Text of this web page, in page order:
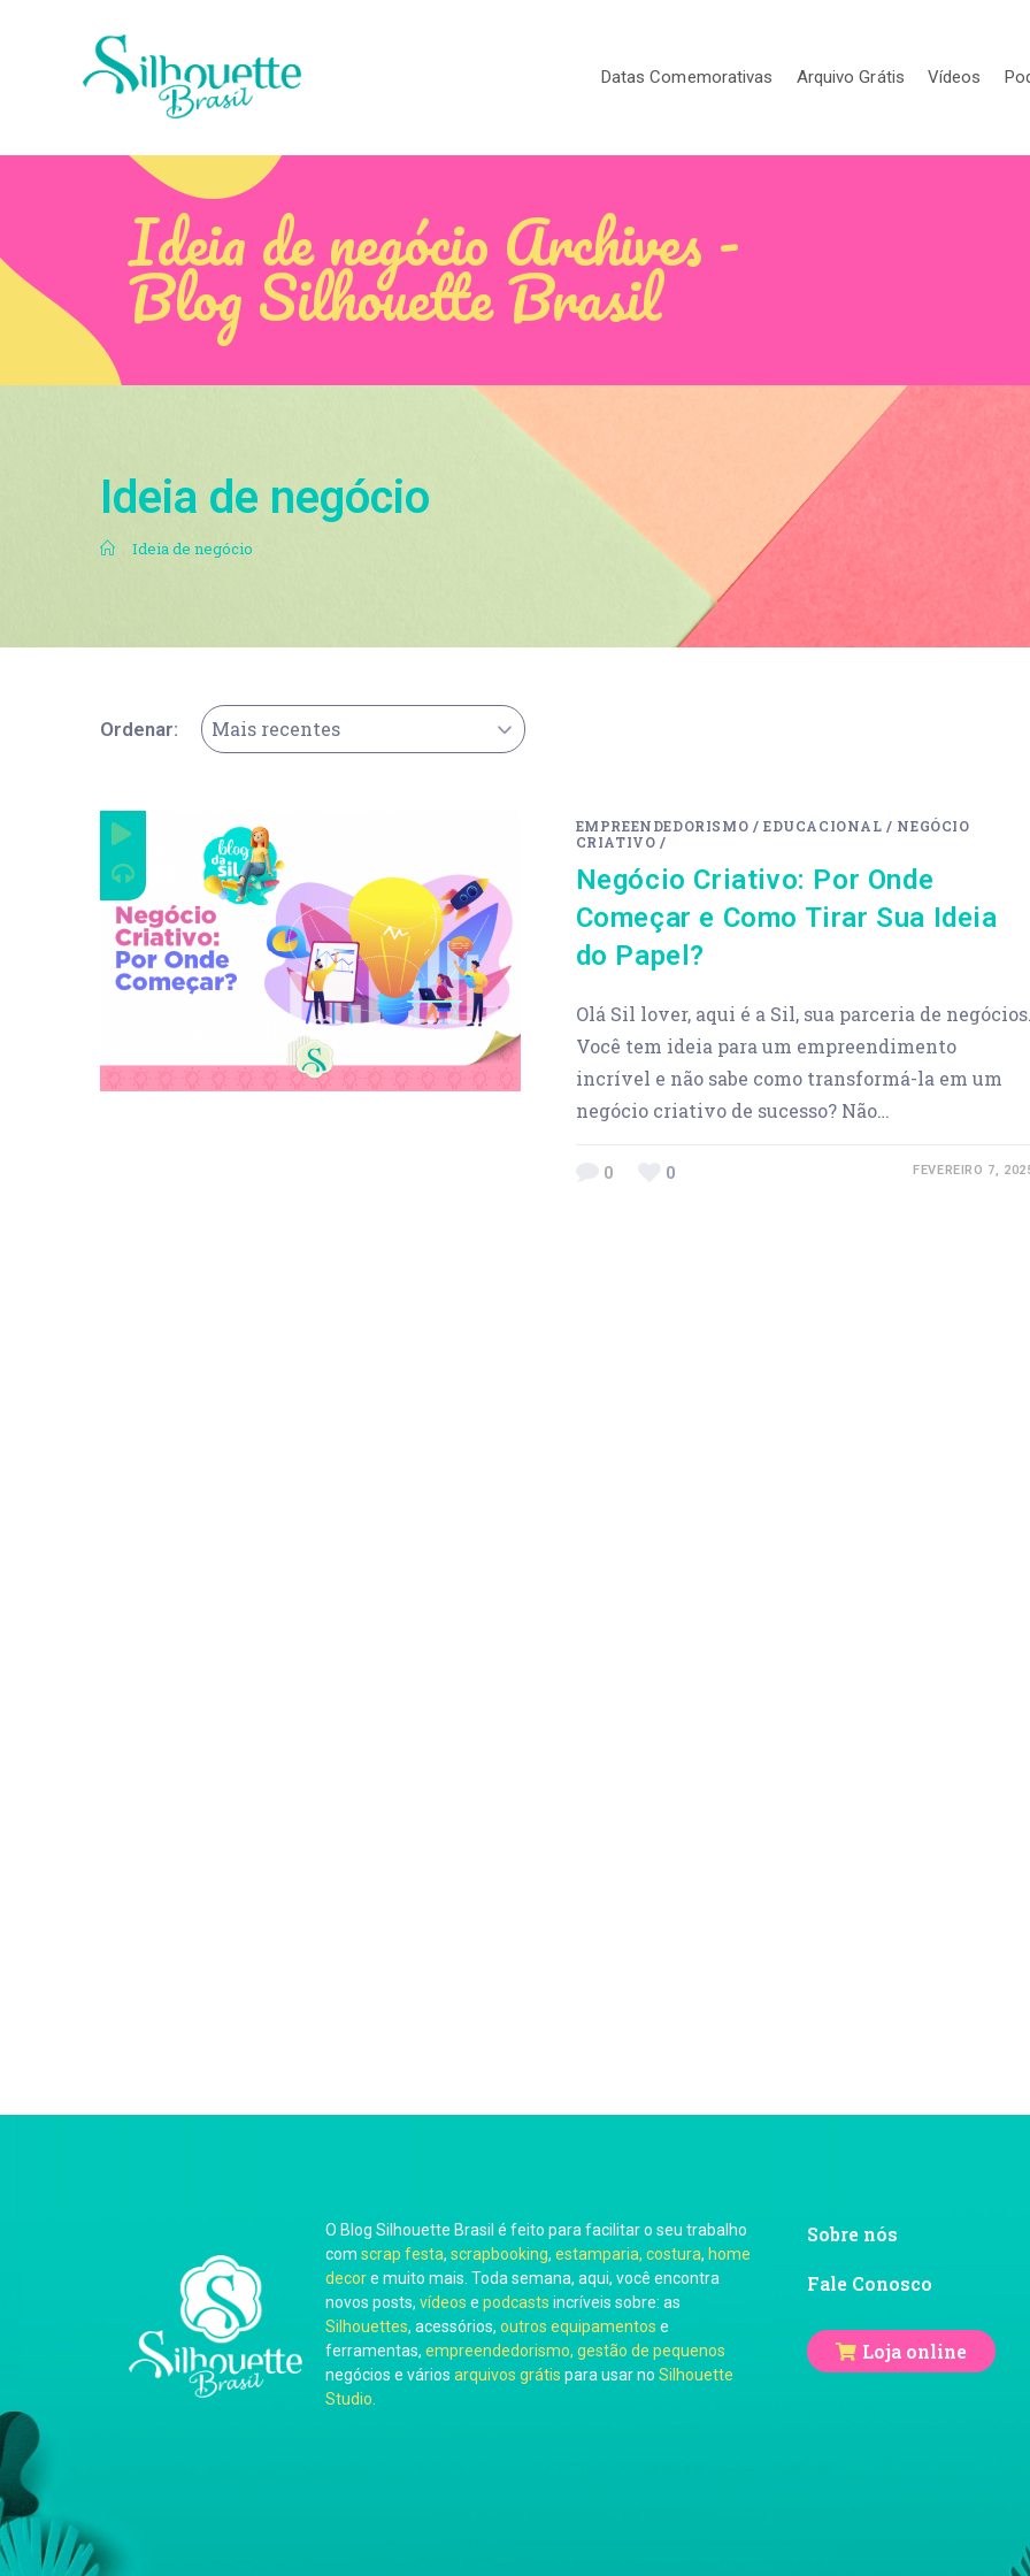
Datas Comemorativas Arquivo Grátis Vídeos
Ideia de negócio Archives -
Blog Silhouette Brasil
Ideia de negócio
. Ideia de negócio
Ordenar: Mais recentes
EMPREENDEDORISMO / EDUCACIONAL / NEGÓCIO
CRIATIVO /
Negócio Criativo: Por Onde
Começar e Como Tirar Sua Ideia
do Papel?
Olá Sil lover, aqui é a Sil, sua parceria de negócios.
Você tem ideia para um empreendimento
incrível e não sabe como transformá-la em um
negócio criativo de sucesso? Não…
0 0 FEVEREIRO 7,
O Blog Silhouette Brasil é feito para facilitar o seu trabalho
com scrap festa, scrapbooking, estamparia, costura, home
decore muito mais. Toda semana, aqui, você encontra
novos posts, vídeos e podcasts incríveis sobre: as
Silhouettes, acessórios, outros equipamentos e
ferramentas, empreendedorismo, gestão de pequenos
negócios e vários arquivos grátis para usar no Silhouette
Studio
Sobre nós
Fale Conosco
Loja online